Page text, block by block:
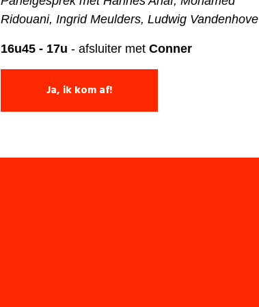
Ridouani, Ingrid Meulders, Ludwig Vandenhove
16u45 - 17u - afsluiter met Conner
Ja, ik kom af!